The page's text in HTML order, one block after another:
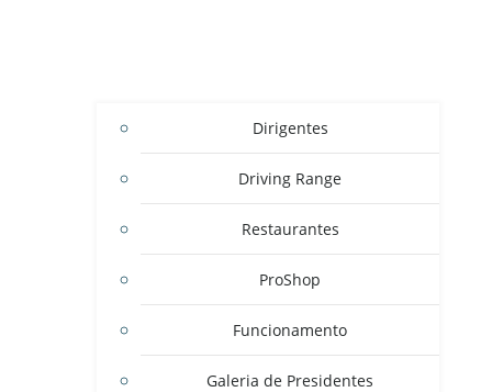
Dirigentes
Driving Range
Restaurantes
ProShop
Funcionamento
Galeria de Presidentes